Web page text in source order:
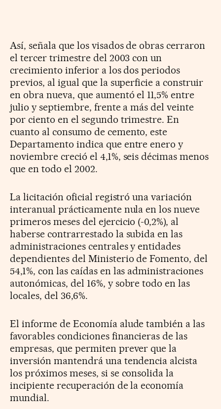
Así, señala que los visados de obras cerraron
el tercer trimestre del 2003 con un
crecimiento inferior a los dos periodos
previos, al igual que la superficie a construir
en obra nueva, que aumentó el 11,5% entre
julio y septiembre, frente a más del veinte
por ciento en el segundo trimestre. En
cuanto al consumo de cemento, este
Departamento indica que entre enero y
noviembre creció el 4,1%, seis décimas menos
que en todo el 2002.
La licitación oficial registró una variación
interanual prácticamente nula en los nueve
primeros meses del ejercicio (-0,2%), al
haberse contrarrestado la subida en las
administraciones centrales y entidades
dependientes del Ministerio de Fomento, del
54,1%, con las caídas en las administraciones
autonómicas, del 16%, y sobre todo en las
locales, del 36,6%.
El informe de Economía alude también a las
favorables condiciones financieras de las
empresas, que permiten prever que la
inversión mantendrá una tendencia alcista
los próximos meses, si se consolida la
incipiente recuperación de la economía
mundial.